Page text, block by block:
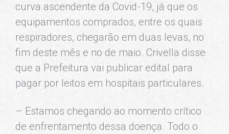
curva ascendente da Covid-19, já que os
equipamentos comprados, entre os quais
respiradores, chegarão em duas levas, no
fim deste mês e no de maio. Crivella disse
que a Prefeitura vai publicar edital para
pagar por leitos em hospitais particulares.
– Estamos chegando ao momento crítico
de enfrentamento dessa doença. Todo o